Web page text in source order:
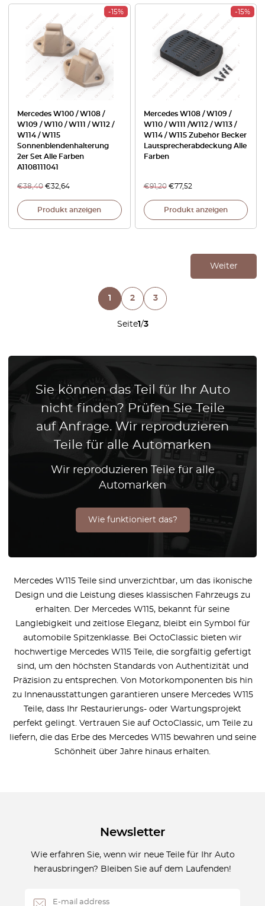
-15%
Mercedes W100 / W108 /
W109 / W110 / W111 / W112 /
W114 / W115
Sonnenblendenhalterung
2er Set Alle Farben
A1108111041
€38,40 €32,64
Produkt anzeigen
-15%
Mercedes W108 / W109 /
W110 / W111 /W112 / W113 /
W114 / W115 Zubehör Becker
Lautsprecherabdeckung Alle
Farben
€91,20 €77,52
Produkt anzeigen
Seite1/3
Weiter
1 2 3
Sie können das Teil für Ihr Auto
nicht finden? Prüfen Sie Teile
auf Anfrage. Wir reproduzieren
Teile für alle Automarken
Wir reproduzieren Teile für alle
Automarken
Wie funktioniert das?
Mercedes W115 Teile sind unverzichtbar, um das ikonische
Design und die Leistung dieses klassischen Fahrzeugs zu
erhalten. Der Mercedes W115, bekannt für seine
Langlebigkeit und zeitlose Eleganz, bleibt ein Symbol für
automobile Spitzenklasse. Bei OctoClassic bieten wir
hochwertige Mercedes W115 Teile, die sorgfältig gefertigt
sind, um den höchsten Standards von Authentizität und
Präzision zu entsprechen. Von Motorkomponenten bis hin
zu Innenausstattungen garantieren unsere Mercedes W115
Teile, dass Ihr Restaurierungs- oder Wartungsprojekt
perfekt gelingt. Vertrauen Sie auf OctoClassic, um Teile zu
liefern, die das Erbe des Mercedes W115 bewahren und seine
Schönheit über Jahre hinaus erhalten.
Newsletter
Wie erfahren Sie, wenn wir neue Teile für Ihr Auto
herausbringen? Bleiben Sie auf dem Laufenden!